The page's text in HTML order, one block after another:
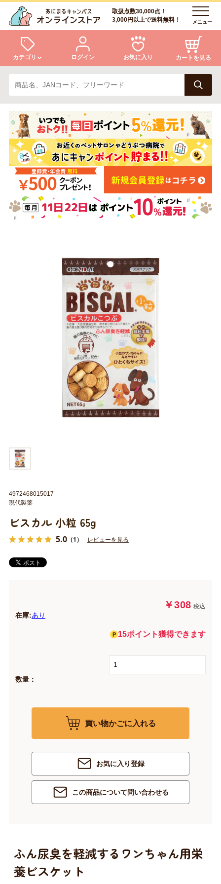
取扱点数30,000点！
3,000円以上で送料無料！
メニュー
カテゴリ
犬 猫
小動物・鳥 アクア・爬虫類・昆虫
ドッグフード キャットフード
美容・ケア用品 服・おさんぽ用品
シニアサポート
ログイン お気に入り カートを見る
ログイン
会員登録
あにまるキャンパスについて
アフターサービス
商品リクエスト
ビスカル 小粒 65g
5.0（1） レビューを見る
￥308 税込
在庫:あり
15ポイント獲得できます
数量：
買い物かごに入れる
お気に入り登録
この商品について問い合わせる
4972468015017
現代製薬
ふん尿臭を軽減するワンちゃん用栄
養ビスケット